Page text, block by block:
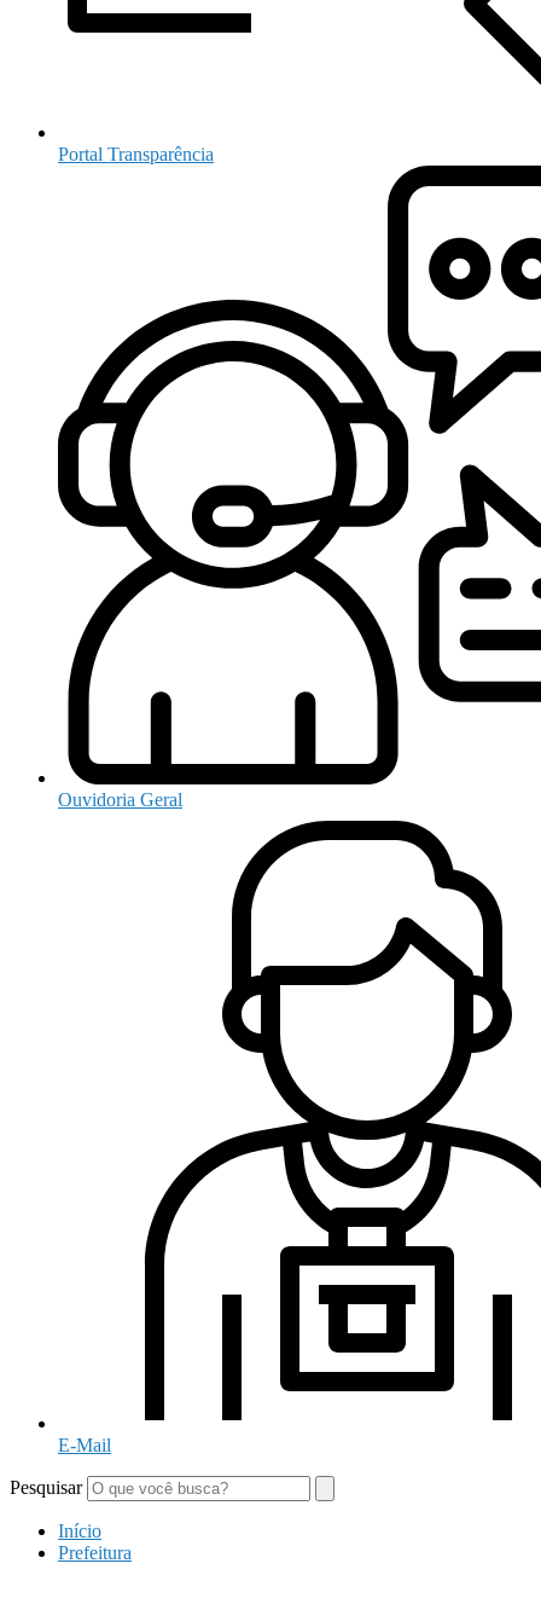
Portal Transparência
Ouvidoria Geral
E-Mail
Pesquisar
Início
Prefeitura